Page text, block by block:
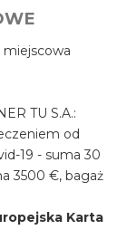
TU S.A.:
od
19 - suma 30
3500 €, bagaż
Karta